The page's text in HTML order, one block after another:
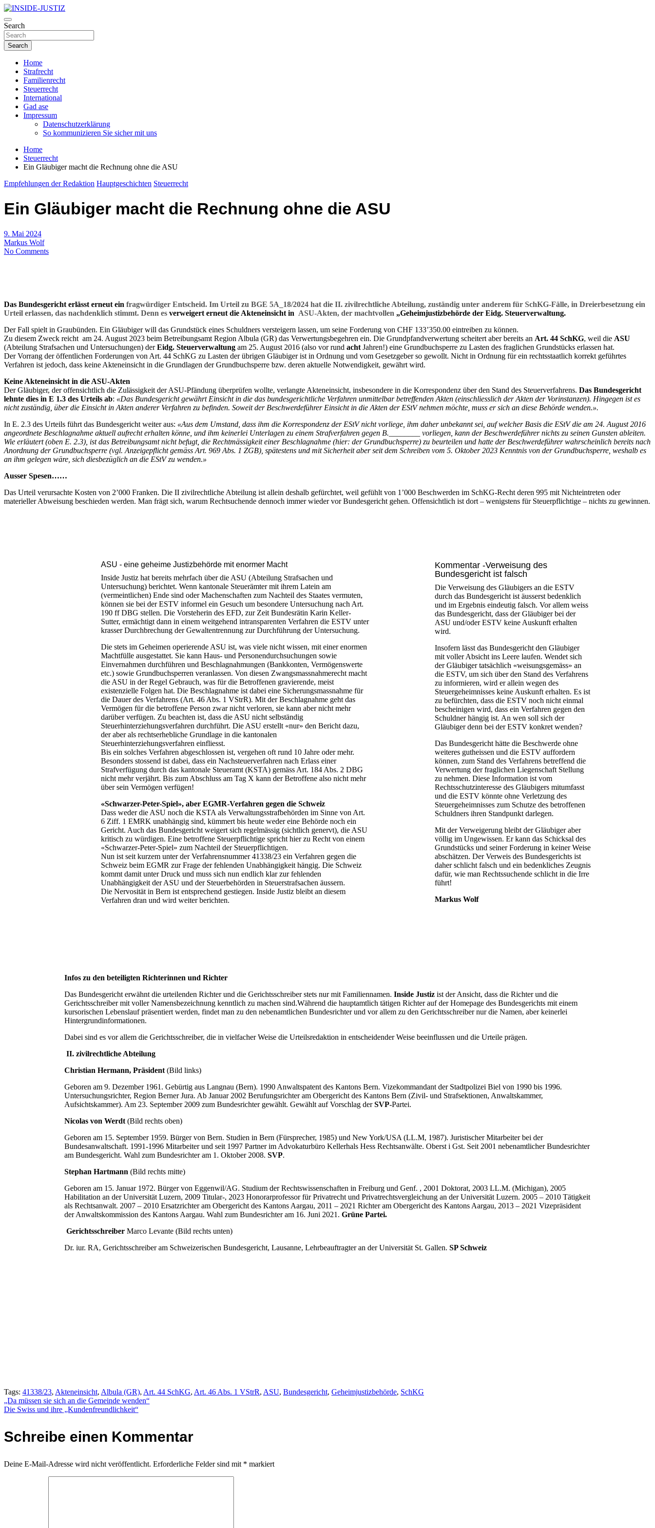
Skip
to
content
INSIDE-JUSTIZ
Investigativer Journalismus zur Dritten Gewalt
Search
Search
Home
Strafrecht
Familienrecht
Steuerrecht
International
Gad ase
Impressum
Datenschutzerklärung
So kommunizieren Sie sicher mit uns
Home
Steuerrecht
Ein Gläubiger macht die Rechnung ohne die ASU
Empfehlungen der Redaktion Hauptgeschichten Steuerrecht
Ein Gläubiger macht die Rechnung ohne die ASU
9. Mai 2024
Markus Wolf
No Comments
Das Bundesgericht erlässt erneut ein fragwürdiger Entscheid. Im Urteil zu BGE 5A_18/2024 hat die II. zivilrechtliche Abteilung, zuständig unter anderem für SchKG-Fälle, in Dreierbesetzung ein
Urteil erlassen, das nachdenklich stimmt. Denn es verweigert erneut die Akteneinsicht in ASU-Akten, der machtvollen „Geheimjustizbehörde der Eidg. Steuerverwaltung.
Der Fall spielt in Graubünden. Ein Gläubiger will das Grundstück eines Schuldners versteigern lassen, um seine Forderung von CHF 133’350.00 eintreiben zu können.
Zu diesem Zweck reicht am 24. August 2023 beim Betreibungsamt Region Albula (GR) das Verwertungsbegehren ein. Die Grundpfandverwertung scheitert aber bereits an Art. 44 SchKG, weil die ASU
(Abteilung Strafsachen und Untersuchungen) derEidg. Steuerverwaltung am 25. August 2016 (also vor rund acht Jahren!) eine Grundbuchsperre zu Lasten des fraglichen Grundstücks erlassen hat.
Der Vorrang der öffentlichen Forderungen von Art. 44 SchKG zu Lasten der übrigen Gläubiger ist in Ordnung und vom Gesetzgeber so gewollt. Nicht in Ordnung für ein rechtsstaatlich korrekt geführtes
Verfahren ist jedoch, dass keine Akteneinsicht in die Grundlagen der Grundbuchsperre bzw. deren aktuelle Notwendigkeit, gewährt wird.
Keine Akteneinsicht in die ASU-Akten
Der Gläubiger, der offensichtlich die Zulässigkeit der ASU-Pfändung überprüfen wollte, verlangte Akteneinsicht, insbesondere in die Korrespondenz über den Stand des Steuerverfahrens. Das Bundesgericht
lehnte dies in E 1.3 des Urteils ab: «Das Bundesgericht gewährt Einsicht in die das bundesgerichtliche Verfahren unmittelbar betreffenden Akten (einschliesslich der Akten der Vorinstanzen). Hingegen ist es
nicht zuständig, über die Einsicht in Akten anderer Verfahren zu befinden. Soweit der Beschwerdeführer Einsicht in die Akten der EStV nehmen möchte, muss er sich an diese Behörde wenden.».
In E. 2.3 des Urteils führt das Bundesgericht weiter aus: «Aus dem Umstand, dass ihm die Korrespondenz der EStV nicht vorliege, ihm daher unbekannt sei, auf welcher Basis die EStV die am 24. August 2016
angeordnete Beschlagnahme aktuell aufrecht erhalten könne, und ihm keinerlei Unterlagen zu einem Strafverfahren gegen B.________ vorliegen, kann der Beschwerdeführer nichts zu seinen Gunsten ableiten.
Wie erläutert (oben E. 2.3), ist das Betreibungsamt nicht befugt, die Rechtmässigkeit einer Beschlagnahme (hier: der Grundbuchsperre) zu beurteilen und hatte der Beschwerdeführer wahrscheinlich bereits nach
Anordnung der Grundbuchsperre (vgl. Anzeigepflicht gemäss Art. 969 Abs. 1 ZGB), spätestens und mit Sicherheit aber seit dem Schreiben vom 5. Oktober 2023 Kenntnis von der Grundbuchsperre, weshalb es
an ihm gelegen wäre, sich diesbezüglich an die EStV zu wenden.»
Ausser Spesen……
Das Urteil verursachte Kosten von 2’000 Franken. Die II zivilrechtliche Abteilung ist allein deshalb gefürchtet, weil gefühlt von 1’000 Beschwerden im SchKG-Recht deren 995 mit Nichteintreten oder
materieller Abweisung beschieden werden. Man frägt sich, warum Rechtsuchende dennoch immer wieder vor Bundesgericht gehen. Offensichtlich ist dort – wenigstens für Steuerpflichtige – nichts zu gewinnen.
ASU - eine geheime Justizbehörde mit enormer Macht
Inside Justiz hat bereits mehrfach über die ASU (Abteilung Strafsachen und
Untersuchung) berichtet. Wenn kantonale Steuerämter mit ihrem Latein am
(vermeintlichen) Ende sind oder Machenschaften zum Nachteil des Staates vermuten,
können sie bei der ESTV informel ein Gesuch um besondere Untersuchung nach Art.
190 ff DBG stellen. Die Vorsteherin des EFD, zur Zeit Bundesrätin Karin Keller-
Sutter, ermächtigt dann in einem weitgehend intransparenten Verfahren die ESTV unter
krasser Durchbrechung der Gewaltentrennung zur Durchführung der Untersuchung.
Die stets im Geheimen operierende ASU ist, was viele nicht wissen, mit einer enormen
Machtfülle ausgestattet. Sie kann Haus- und Personendurchsuchungen sowie
Einvernahmen durchführen und Beschlagnahmungen (Bankkonten, Vermögenswerte
etc.) sowie Grundbuchsperren veranlassen. Von diesen Zwangsmassnahmerecht macht
die ASU in der Regel Gebrauch, was für die Betroffenen gravierende, meist
existenzielle Folgen hat. Die Beschlagnahme ist dabei eine Sicherungsmassnahme für
die Dauer des Verfahrens (Art. 46 Abs. 1 VStrR). Mit der Beschlagnahme geht das
Vermögen für die betroffene Person zwar nicht verloren, sie kann aber nicht mehr
darüber verfügen. Zu beachten ist, dass die ASU nicht selbständig
Steuerhinterziehungsverfahren durchführt. Die ASU erstellt «nur» den Bericht dazu,
der aber als rechtserhebliche Grundlage in die kantonalen
Steuerhinterziehungsverfahren einfliesst.
Bis ein solches Verfahren abgeschlossen ist, vergehen oft rund 10 Jahre oder mehr.
Besonders stossend ist dabei, dass ein Nachsteuerverfahren nach Erlass einer
Strafverfügung durch das kantonale Steueramt (KSTA) gemäss Art. 184 Abs. 2 DBG
nicht mehr verjährt. Bis zum Abschluss am Tag X kann der Betroffene also nicht mehr
über sein Vermögen verfügen!
«Schwarzer-Peter-Spiel», aber EGMR-Verfahren gegen die Schweiz
Dass weder die ASU noch die KSTA als Verwaltungsstrafbehörden im Sinne von Art.
6 Ziff. 1 EMRK unabhängig sind, kümmert bis heute weder eine Behörde noch ein
Gericht. Auch das Bundesgericht weigert sich regelmässig (sichtlich genervt), die ASU
kritisch zu würdigen. Eine betroffene Steuerpflichtige spricht hier zu Recht von einem
«Schwarzer-Peter-Spiel» zum Nachteil der Steuerpflichtigen.
Nun ist seit kurzem unter der Verfahrensnummer 41338/23 ein Verfahren gegen die
Schweiz beim EGMR zur Frage der fehlenden Unabhängigkeit hängig. Die Schweiz
kommt damit unter Druck und muss sich nun endlich klar zur fehlenden
Unabhängigkeit der ASU und der Steuerbehörden in Steuerstrafsachen äussern.
Die Nervosität in Bern ist entsprechend gestiegen. Inside Justiz bleibt an diesem
Verfahren dran und wird weiter berichten.
Kommentar -Verweisung des
Bundesgericht ist falsch
Die Verweisung des Gläubigers an die ESTV
durch das Bundesgericht ist äusserst bedenklich
und im Ergebnis eindeutig falsch. Vor allem weiss
das Bundesgericht, dass der Gläubiger bei der
ASU und/oder ESTV keine Auskunft erhalten
wird.
Insofern lässt das Bundesgericht den Gläubiger
mit voller Absicht ins Leere laufen. Wendet sich
der Gläubiger tatsächlich «weisungsgemäss» an
die ESTV, um sich über den Stand des Verfahrens
zu informieren, wird er allein wegen des
Steuergeheimnisses keine Auskunft erhalten. Es ist
zu befürchten, dass die ESTV noch nicht einmal
bescheinigen wird, dass ein Verfahren gegen den
Schuldner hängig ist. An wen soll sich der
Gläubiger denn bei der ESTV konkret wenden?
Das Bundesgericht hätte die Beschwerde ohne
weiteres gutheissen und die ESTV auffordern
können, zum Stand des Verfahrens betreffend die
Verwertung der fraglichen Liegenschaft Stellung
zu nehmen. Diese Information ist vom
Rechtsschutzinteresse des Gläubigers mitumfasst
und die ESTV könnte ohne Verletzung des
Steuergeheimnisses zum Schutze des betroffenen
Schuldners ihren Standpunkt darlegen.
Mit der Verweigerung bleibt der Gläubiger aber
völlig im Ungewissen. Er kann das Schicksal des
Grundstücks und seiner Forderung in keiner Weise
abschätzen. Der Verweis des Bundesgerichts ist
daher schlicht falsch und ein bedenkliches Zeugnis
dafür, wie man Rechtssuchende schlicht in die Irre
führt!
Markus Wolf
Infos zu den beteiligten Richterinnen und Richter
Das Bundesgericht erwähnt die urteilenden Richter und die Gerichtsschreiber stets nur mit Familiennamen. Inside Justiz ist der Ansicht, dass die Richter und die
Gerichtsschreiber mit voller Namensbezeichnung kenntlich zu machen sind.Während die hauptamtlich tätigen Richter auf der Homepage des Bundesgerichts mit einem
kursorischen Lebenslauf präsentiert werden, findet man zu den nebenamtlichen Bundesrichter und vor allem zu den Gerichtsschreiber nur die Namen, aber keinerlei
Hintergrundinformationen.
Dabei sind es vor allem die Gerichtsschreiber, die in vielfacher Weise die Urteilsredaktion in entscheidender Weise beeinflussen und die Urteile prägen.
II. zivilrechtliche Abteilung
Christian Hermann, Präsident (Bild links)
Geboren am 9. Dezember 1961. Gebürtig aus Langnau (Bern). 1990 Anwaltspatent des Kantons Bern. Vizekommandant der Stadtpolizei Biel von 1990 bis 1996.
Untersuchungsrichter, Region Berner Jura. Ab Januar 2002 Berufungsrichter am Obergericht des Kantons Bern (Zivil- und Strafsektionen, Anwaltskammer,
Aufsichtskammer). Am 23. September 2009 zum Bundesrichter gewählt. Gewählt auf Vorschlag derSVP-Partei.
Nicolas von Werdt (Bild rechts oben)
Geboren am 15. September 1959. Bürger von Bern. Studien in Bern (Fürsprecher, 1985) und New York/USA (LL.M, 1987). Juristischer Mitarbeiter bei der
Bundesanwaltschaft. 1991-1996 Mitarbeiter und seit 1997 Partner im Advokaturbüro Kellerhals Hess Rechtsanwälte. Oberst i Gst. Seit 2001 nebenamtlicher Bundesrichter
am Bundesgericht. Wahl zum Bundesrichter am 1. Oktober 2008. SVP.
Stephan Hartmann (Bild rechts mitte)
Geboren am 15. Januar 1972. Bürger von Eggenwil/AG. Studium der Rechtswissenschaften in Freiburg und Genf. , 2001 Doktorat, 2003 LL.M. (Michigan), 2005
Habilitation an der Universität Luzern, 2009 Titular-, 2023 Honorarprofessor für Privatrecht und Privatrechtsvergleichung an der Universität Luzern. 2005 – 2010 Tätigkeit
als Rechtsanwalt. 2007 – 2010 Ersatzrichter am Obergericht des Kantons Aargau, 2011 – 2021 Richter am Obergericht des Kantons Aargau, 2013 – 2021 Vizepräsident
der Anwaltskommission des Kantons Aargau. Wahl zum Bundesrichter am 16. Juni 2021. Grüne Partei.
Gerichtsschreiber Marco Levante (Bild rechts unten)
Dr. iur. RA, Gerichtsschreiber am Schweizerischen Bundesgericht, Lausanne, Lehrbeauftragter an der Universität St. Gallen. SP Schweiz
Tags: 41338/23, Akteneinsicht, Albula (GR), Art. 44 SchKG, Art. 46 Abs. 1 VStrR, ASU, Bundesgericht, Geheimjustizbehörde, SchKG
Beitragsnavigation
„Da müssen sie sich an die Gemeinde wenden“
Die Swiss und ihre „Kundenfreundlichkeit“
Schreibe einen Kommentar
Deine E-Mail-Adresse wird nicht veröffentlicht. Erforderliche Felder sind mit * markiert